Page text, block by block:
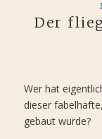
Der
Wer hat
dieser
gebaut wurde?